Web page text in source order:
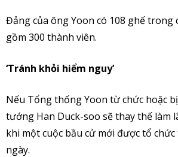
Đảng của ông Yoon có 108 ghế trong
gồm 300 thành viên.
‘Tránh khỏi hiểm nguy’
Nếu Tổng thống Yoon từ chức hoặc
tướng Han Duck-soo sẽ thay thế làm
khi một cuộc bầu cử mới được tổ
ngày.